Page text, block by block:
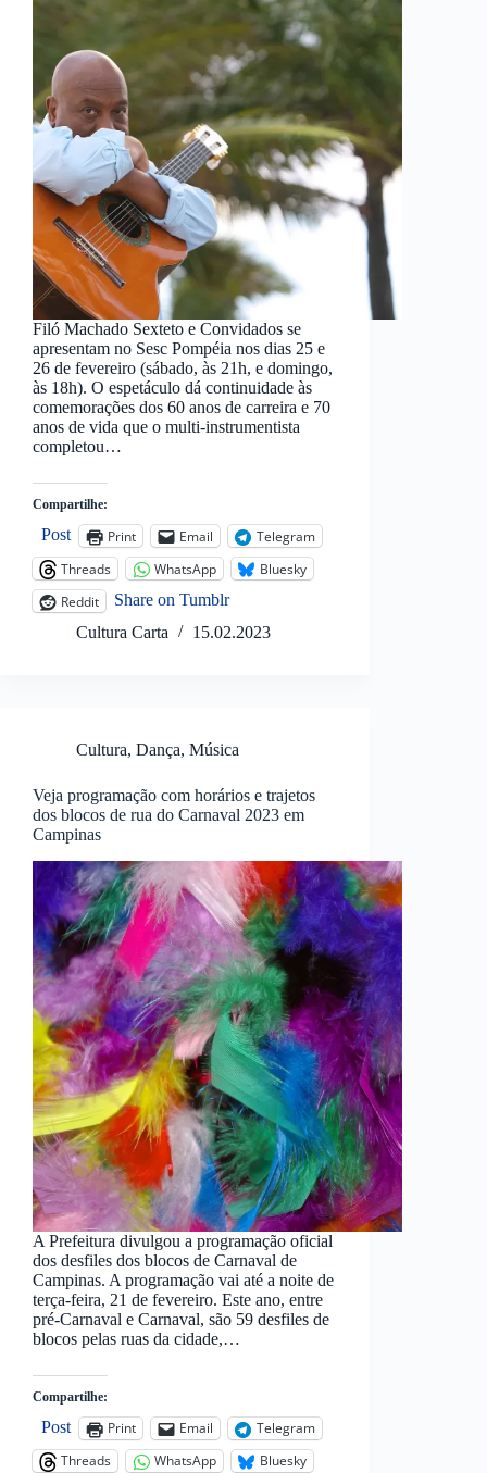
Filó Machado Sexteto e Convidados se
apresentam no Sesc Pompéia nos dias 25 e
26 de fevereiro (sábado, às 21h, e domingo,
às 18h). O espetáculo dá continuidade às
comemorações dos 60 anos de carreira e 70
anos de vida que o multi-instrumentista
completou…
Compartilhe:
Post Print Email
Telegram
Threads
WhatsApp
Bluesky
Reddit
Share on Tumblr
Cultura Carta
15.02.2023
Cultura, Dança, Música
Veja programação com horários e trajetos
dos blocos de rua do Carnaval 2023 em
Campinas
A Prefeitura divulgou a programação oficial
dos desfiles dos blocos de Carnaval de
Campinas. A programação vai até a noite de
terça-feira, 21 de fevereiro. Este ano, entre
pré-Carnaval e Carnaval, são 59 desfiles de
blocos pelas ruas da cidade,…
Compartilhe:
Post Print Email
Telegram
Threads
WhatsApp
Bluesky